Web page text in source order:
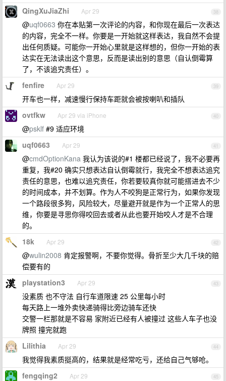
38
QingXuJiaZhi Apr 29
@uqf0663 你在本贴第一次评论的内容，和你现在最后一次表达
的内容，完全不一样。你要是一开始就这样表达，我自然不会提
出任何质疑。可能你一开始心里就是这样想的，但你一开始的表
达实在无法读出这个意思，反而是读出别的意思（自认倒霉算
了，不该追究责任）。
39
fenfire Apr 29
开车也一样，减速慢行保持车距就会被按喇叭和插队
40
ovtfkw Apr 29 via iPhone
@psklf #9 适应环境
41
uqf0663 Apr 29
@cmdOptionKana 我认为该说的#1 楼都已经说了，我不必要再
重复，我#20 确实只想表达自认倒霉就行，我完全不想表达追究
责任的意思，也难以追究责任，你若要较真你就可能搭进去不少
的时间成本，并不划算。作为人不咬狗是正常行为，如果你发现
一个路段很多狗，风险较大，尽量避开就是作为一个正常人的思
维，你要是寻思你得咬回去或者从此也要开始咬人才是不合理
的。
42
18k Apr 29
@wulin2008 肯定报警啊，不要你觉得。骨折至少大几千块的赔
偿要有的
43
playstation3 Apr 29
没素质 也不守法 自行车道限速 25 公里每小时
每天路上一堆外卖快递骑得比旁边骑车还快
交警一栏那就是不容易 家附近已经有人被撞过 这些人车子也没
牌照 撞完就跑
44
Lilithia Apr 29
我觉得我素质挺高的，结果就是经常吃亏，还给自己气够呛。
45
fengqing2 Apr 29